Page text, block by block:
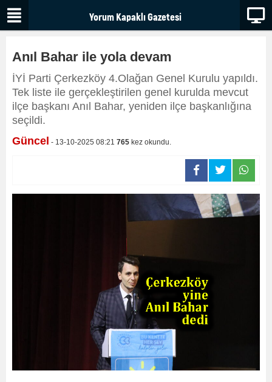
Anıl Bahar ile yola devam
İYİ Parti Çerkezköy 4.Olağan Genel Kurulu yapıldı.
Tek liste ile gerçekleştirilen genel kurulda mevcut
ilçe başkanı Anıl Bahar, yeniden ilçe başkanlığına
seçildi.
Güncel - 13-10-2025 08:21 765 kez okundu.